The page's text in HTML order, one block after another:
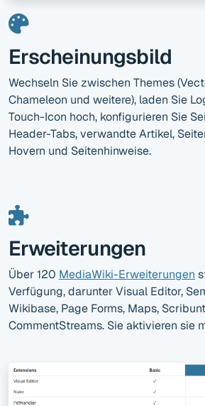
Erscheinungsbild
Wechseln Sie zwischen Themes
Chameleon und weitere), laden Sie
Touch-Icon hoch, konfigurieren Sie
Header-Tabs, verwandte Artikel,
Hovern und Seitenhinweise.
Erweiterungen
Über 120 MediaWiki-Erweiterungen
Verfügung, darunter Visual Editor,
Wikibase, Page Forms, Maps,
CommentStreams. Sie aktivieren sie